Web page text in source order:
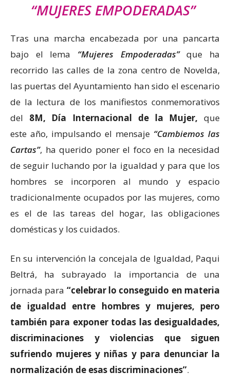
“MUJERES EMPODERADAS”
Tras una marcha encabezada por una pancarta
bajo el lema “Mujeres Empoderadas”que ha
recorrido las calles de la zona centro de Novelda,
las puertas del Ayuntamiento han sido el escenario
de la lectura de los manifiestos conmemorativos
del 8M, Día Internacional de la Mujer, que
este año, impulsando el mensaje “Cambiemos las
Cartas”, ha querido poner el foco en la necesidad
de seguir luchando por la igualdad y para que los
hombres se incorporen al mundo y espacio
tradicionalmente ocupados por las mujeres, como
es el de las tareas del hogar, las obligaciones
domésticas y los cuidados.
En su intervención la concejala de Igualdad, Paqui
Beltrá, ha subrayado la importancia de una
jornada para “celebrar lo conseguido en materia
de igualdad entre hombres y mujeres, pero
también para exponer todas las desigualdades,
discriminaciones y violencias que siguen
sufriendo mujeres y niñas y para denunciar la
normalización de esas discriminaciones”.